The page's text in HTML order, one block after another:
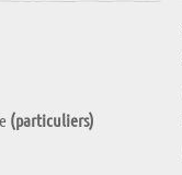
(particuliers)